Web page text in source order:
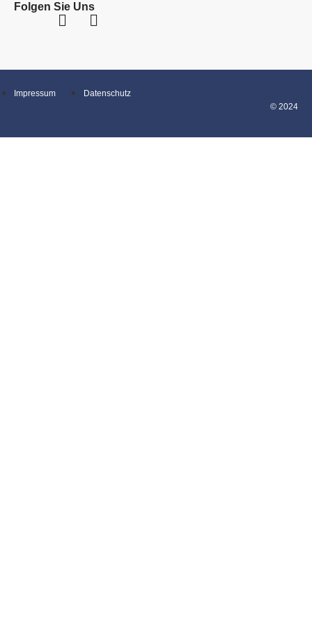
Folgen Sie Uns
Impressum
Datenschutz
© 2024